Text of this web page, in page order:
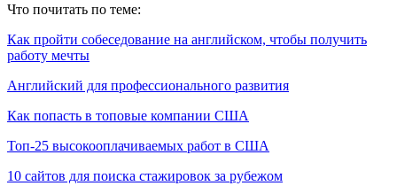
Что почитать по теме:
Как пройти собеседование на английском, чтобы получить
работу мечты
Английский для профессионального развития
Как попасть в топовые компании США
Топ-25 высокооплачиваемых работ в США
10 сайтов для поиска стажировок за рубежом